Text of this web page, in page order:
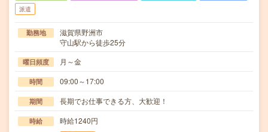
派遣
勤務地
滋賀県野洲市
守山駅から徒歩25分
曜日頻度 月～金
時間 09:00～17:00
期間 長期でお仕事できる方、大歓迎！
時給 時給1240円